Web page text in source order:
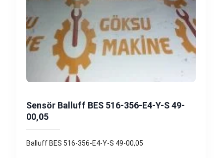
Sensör Balluff BES 516-356-E4-Y-S 49-
00,05
Balluff BES 516-356-E4-Y-S 49-00,05